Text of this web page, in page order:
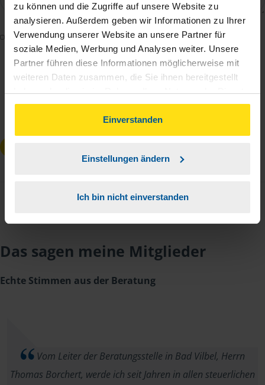
zu können und die Zugriffe auf unsere Website zu
analysieren. Außerdem geben wir Informationen zu Ihrer
Verwendung unserer Website an unsere Partner für
soziale Medien, Werbung und Analysen weiter. Unsere
Partner führen diese Informationen möglicherweise mit
weiteren Daten zusammen, die Sie ihnen bereitgestellt
haben oder die sie im Rahmen Ihrer Nutzung der Dienste
gesammelt haben. Indem Sie auf Einverstanden klicken,
können Sie der Verwendung von Cookies, gemäß
unserer➔ Datenschutzrichtliniezustimmen.
Einverstanden
Einstellungen ändern
Ich bin nicht einverstanden
Mit dem Absenden des Kontaktformulars erkläre ich
mich damit einverstanden, dass meine Daten zur
Bearbeitung meines Anliegens sowie zur internen
Analyse der Zugriffsquelle verwendet werden.
DieDatenschutzbestimmungenhabe ich zur
Kenntnis genommen.*
Das sagen meine Mitglieder
Echte Stimmen aus der Beratung
Vom Leiter der Beratungsstelle in Bad Vilbel, Herrn
Thomas Borchert, werde ich seit Jahren in allen steuerlichen